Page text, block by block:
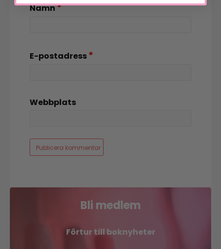
Namn*
E-postadress*
Webbplats
Bli medlem
Förtur till boknyheter